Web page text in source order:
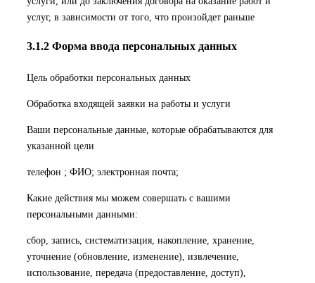
услуг, в зависимости от того, что произойдет раньше
3.1.2 Форма ввода персональных данных
Цель обработки персональных данных
Обработка входящей заявки на работы и услуги
Ваши персональные данные, которые обрабатываются для
указанной цели
телефон ; ФИО; электронная почта;
Какие действия мы можем совершать с вашими
персональными данными:
сбор, запись, систематизация, накопление, хранение,
уточнение (обновление, изменение), извлечение,
использование, передача (предоставление, доступ),